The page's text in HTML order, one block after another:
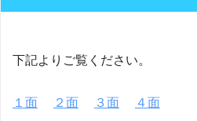
下記よりご覧ください。
１面 ２面 ３面 ４面